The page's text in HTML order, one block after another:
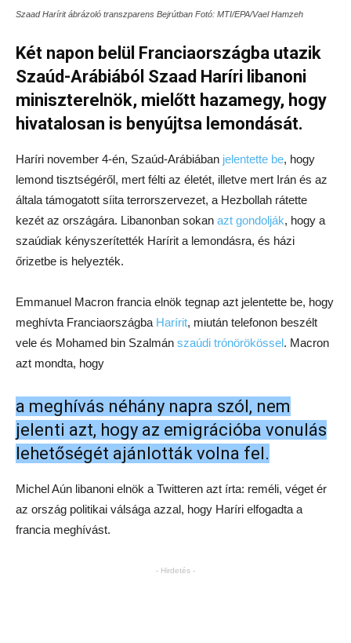
Szaad Harírit ábrázoló transzparens Bejrútban Fotó: MTI/EPA/Vael Hamzeh
Két napon belül Franciaországba utazik
Szaúd-Arábiából Szaad Haríri libanoni
miniszterelnök, mielőtt hazamegy, hogy
hivatalosan is benyújtsa lemondását.
Haríri november 4-én, Szaúd-Arábiában jelentette be, hogy
lemond tisztségéről, mert félti az életét, illetve mert Irán és az
általa támogatott síita terrorszervezet, a Hezbollah rátette
kezét az országára. Libanonban sokan azt gondolják, hogy a
szaúdiak kényszerítették Harírit a lemondásra, és házi
őrizetbe is helyezték.
Emmanuel Macron francia elnök tegnap azt jelentette be, hogy
meghívta Franciaországba Harírit, miután telefonon beszélt
vele és Mohamed bin Szalmán szaúdi trónörökössel. Macron
azt mondta, hogy
a meghívás néhány napra szól, nem
jelenti azt, hogy az emigrációba vonulás
lehetőségét ajánlották volna fel.
Michel Aún libanoni elnök a Twitteren azt írta: reméli, véget ér
az ország politikai válsága azzal, hogy Haríri elfogadta a
francia meghívást.
- Hirdetés -